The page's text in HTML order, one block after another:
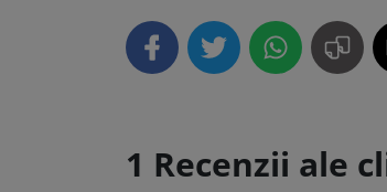
1 Recenzii ale